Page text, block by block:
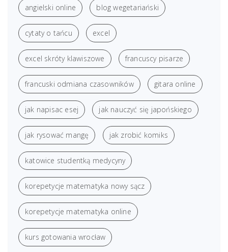
angielski online blog wegetariański
cytaty o tańcu excel
excel skróty klawiszowe francuscy pisarze
francuski odmiana czasowników gitara online
jak napisac esej jak nauczyć się japońskiego
jak rysować mangę jak zrobić komiks
katowice studentką medycyny
korepetycje matematyka nowy sącz
korepetycje matematyka online
kurs gotowania wrocław